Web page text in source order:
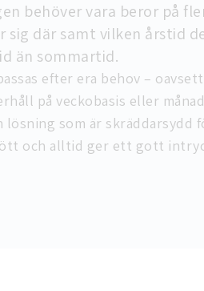
behöver vara beror på
där samt vilken årstid
än sommartid.
efter era behov –
på veckobasis eller
som är skräddarsydd
och alltid ger ett gott